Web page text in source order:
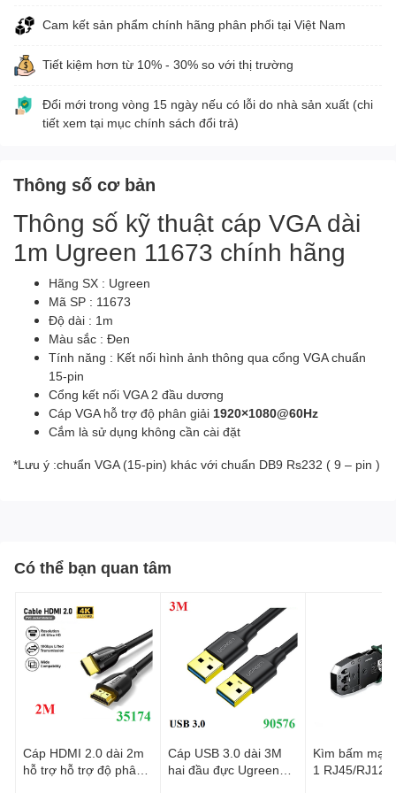
Cam kết sản phẩm chính hãng phân phối tại Việt Nam
Tiết kiệm hơn từ 10% - 30% so với thị trường
Đổi mới trong vòng 15 ngày nếu có lỗi do nhà sản xuất (chi
tiết xem tại mục chính sách đổi trả)
Thông số cơ bản
Thông số kỹ thuật cáp VGA dài
1m Ugreen 11673 chính hãng
Hãng SX : Ugreen
Mã SP : 11673
Độ dài : 1m
Màu sắc : Đen
Tính năng : Kết nối hình ảnh thông qua cổng VGA chuẩn
15-pin
Cổng kết nối VGA 2 đầu dương
Cáp VGA hỗ trợ độ phân giải 1920×1080@60Hz
Cắm là sử dụng không cần cài đặt
*Lưu ý :chuẩn VGA (15-pin) khác với chuẩn DB9 Rs232 ( 9 – pin )
Có thể bạn quan tâm
Cáp HDMI 2.0 dài 2m
hỗ trợ hỗ trợ độ phân
Cáp USB 3.0 dài 3M
hai đầu đực Ugreen
Kìm bấm
1 RJ45/RJ12/